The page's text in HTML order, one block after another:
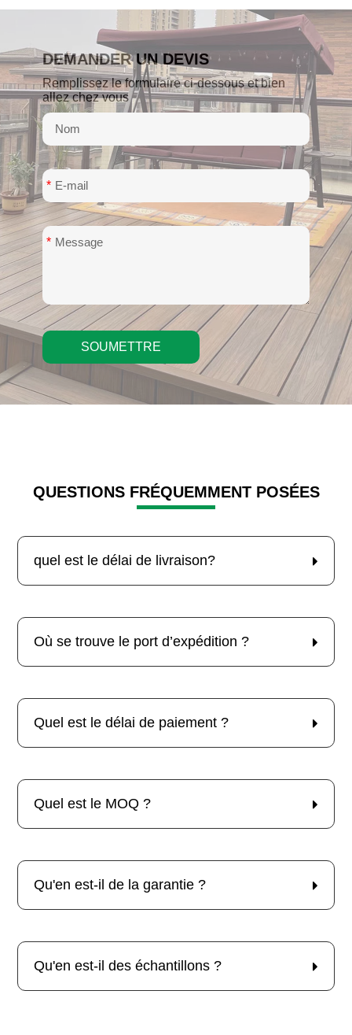
DEMANDER UN DEVIS
Remplissez le formulaire ci-dessous et bien
allez chez vous
*
*
SOUMETTRE
QUESTIONS FRÉQUEMMENT POSÉES
quel est le délai de livraison?
Où se trouve le port d’expédition ?
Quel est le délai de paiement ?
Quel est le MOQ ?
Qu'en est-il de la garantie ?
Qu'en est-il des échantillons ?